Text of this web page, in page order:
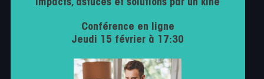
Conditions générales d’utilisation
impacts, astuces et solutions par un kiné
Conférence en ligne
Jeudi 15 février à 17:30